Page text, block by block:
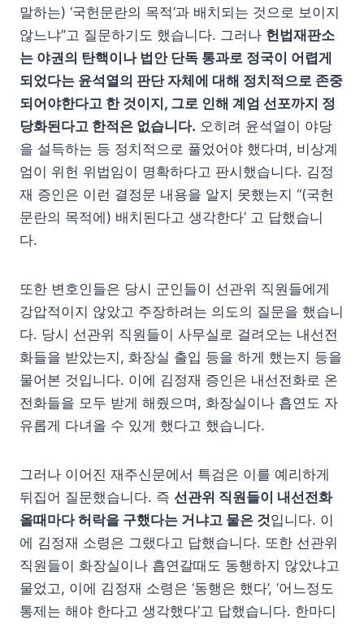
말하는) ‘국헌문란의 목적’과 배치되는 것으로 보이지
않느냐”고 질문하기도 했습니다. 그러나 헌법재판소
는 야권의 탄핵이나 법안 단독 통과로 정국이 어렵게
되었다는 윤석열의 판단 자체에 대해 정치적으로 존중
되어야한다고 한 것이지, 그로 인해 계엄 선포까지 정
당화된다고 한적은 없습니다. 오히려 윤석열이 야당
을 설득하는 등 정치적으로 풀었어야 했다며, 비상계
엄이 위헌 위법임이 명확하다고 판시했습니다. 김정
재 증인은 이런 결정문 내용을 알지 못했는지 “(국헌
문란의 목적에) 배치된다고 생각한다’ 고 답했습니
다.
또한 변호인들은 당시 군인들이 선관위 직원들에게
강압적이지 않았고 주장하려는 의도의 질문을 했습니
다. 당시 선관위 직원들이 사무실로 걸려오는 내선전
화들을 받았는지, 화장실 출입 등을 하게 했는지 등을
물어본 것입니다. 이에 김정재 증인은 내선전화로 온
전화들을 모두 받게 해줬으며, 화장실이나 흡연도 자
유롭게 다녀올 수 있게 했다고 했습니다.
그러나 이어진 재주신문에서 특검은 이를 예리하게
뒤집어 질문했습니다. 즉 선관위 직원들이 내선전화
올때마다 허락을 구했다는 거냐고 물은 것입니다. 이
에 김정재 소령은 그랬다고 답했습니다. 또한 선관위
직원들이 화장실이나 흡연갈때도 동행하지 않았냐고
물었고, 이에 김정재 소령은 ‘동행은 했다’, ‘어느정도
통제는 해야 한다고 생각했다’고 답했습니다. 한마디